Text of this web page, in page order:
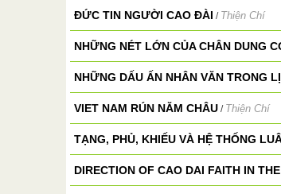
ĐỨC TIN NGƯỜI CAO ĐÀI / Thiện Chí
NHỮNG NÉT LỚN CỦA CHÂN DUNG
NHỮNG DẤU ẤN NHÂN VĂN TRONG
VIET NAM RÚN NĂM CHÂU / Thiện Chí
TẠNG, PHỦ, KHIẾU VÀ HỆ THỐNG
DIRECTION OF CAO DAI FAITH IN